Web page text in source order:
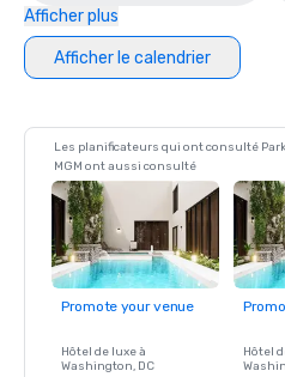
Afficher plus
Afficher le calendrier
Les planificateurs qui ont consulté Park
MGM ont aussi consulté
Promote your venue
Hôtel de luxe à
Washington, DC
Hôtel